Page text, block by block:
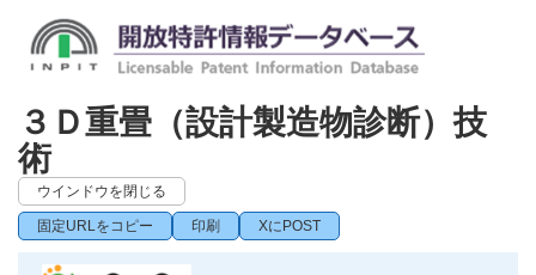
３Ｄ重畳（設計製造物診断）技
術
ウインドウを閉じる
固定URLをコピー 印刷 XにPOST